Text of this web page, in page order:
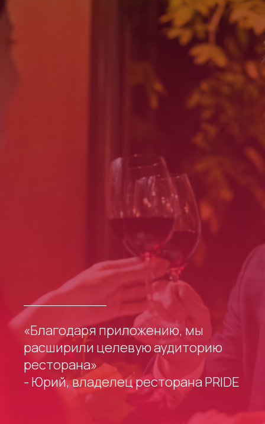
«Благодаря приложению, мы
расширили целевую аудиторию
ресторана»
- Юрий, владелец ресторана PRIDE